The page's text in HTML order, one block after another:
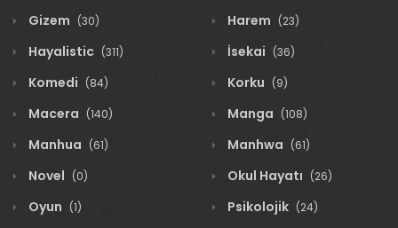
Gizem (30) Harem (23)
Hayalistic (311) İsekai (36)
Komedi (84) Korku (9)
Macera (140) Manga (108)
Manhua (61) Manhwa (61)
Novel (0) Okul Hayatı (26)
Oyun (1) Psikolojik (24)